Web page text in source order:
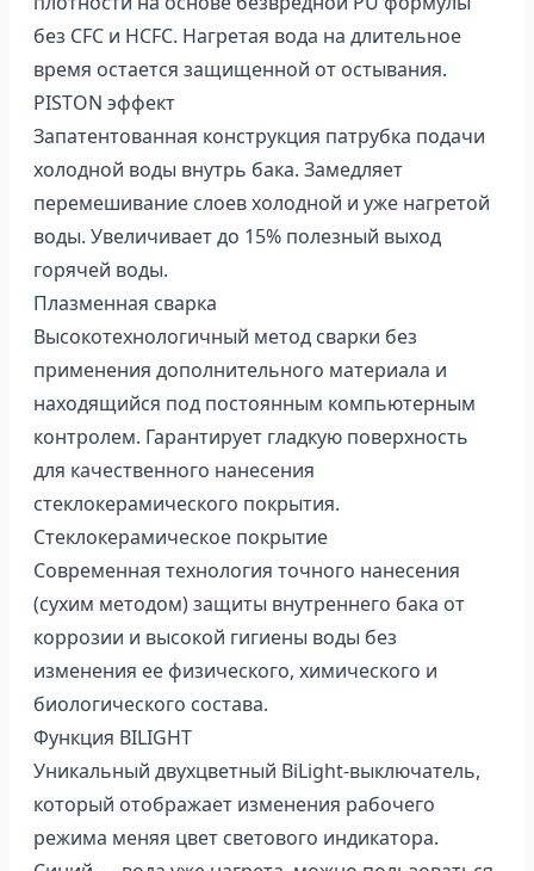
без CFC и HCFC. Нагретая вода на длительное
время остается защищенной от остывания.
PISTON эффект
Запатентованная конструкция патрубка подачи
холодной воды внутрь бака. Замедляет
перемешивание слоев холодной и уже нагретой
воды. Увеличивает до 15% полезный выход
горячей воды.
Плазменная сварка
Высокотехнологичный метод сварки без
применения дополнительного материала и
находящийся под постоянным компьютерным
контролем. Гарантирует гладкую поверхность
для качественного нанесения
стеклокерамического покрытия.
Стеклокерамическое покрытие
Современная технология точного нанесения
(сухим методом) защиты внутреннего бака от
коррозии и высокой гигиены воды без
изменения ее физического, химического и
биологического состава.
Функция BILIGHT
Уникальный двухцветный BiLight-выключатель,
который отображает изменения рабочего
режима меняя цвет светового индикатора.